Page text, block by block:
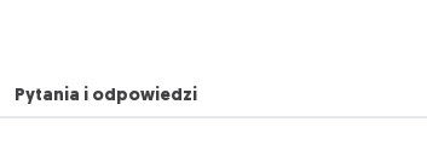
Pytania i odpowiedzi